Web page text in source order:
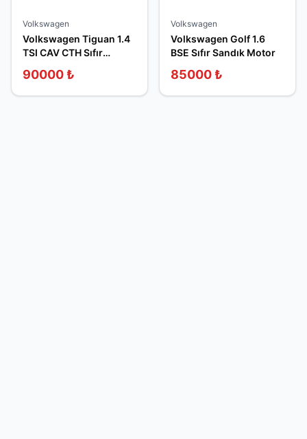
Volkswagen
Volkswagen Tiguan 1.4
TSI CAV CTH Sıfır
90000 ₺
Volkswagen
Volkswagen Golf 1.6
BSE Sıfır Sandık Motor
85000 ₺